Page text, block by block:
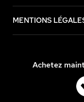
MENTIONS
Achetez